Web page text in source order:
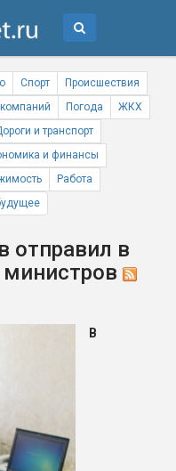
Спорт
Происшествия
Погода
ЖКХ
и транспорт
и финансы
Работа
отправил в
министров
В